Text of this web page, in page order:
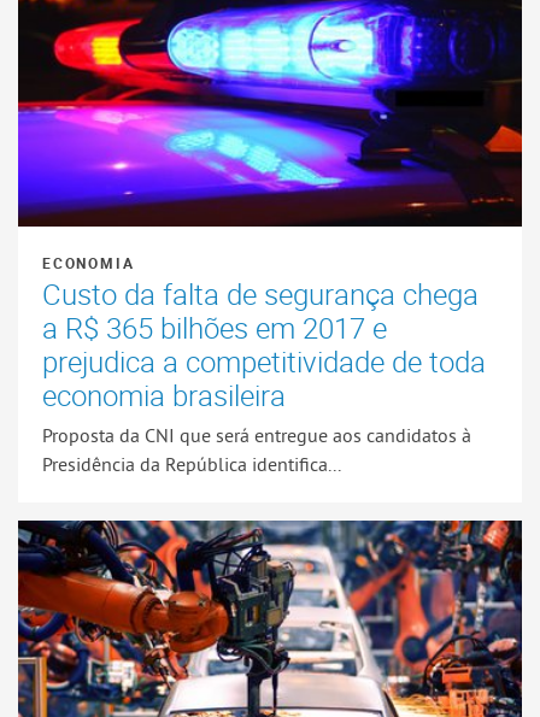
ECONOMIA
Custo da falta de segurança chega
a R$ 365 bilhões em 2017 e
prejudica a competitividade de toda
economia brasileira
Proposta da CNI que será entregue aos candidatos à
Presidência da República identifica...